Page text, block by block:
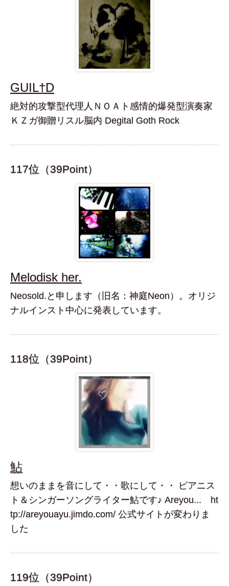
GUIL†D
絶対的攻撃型代理人ＮＯＡト感情的爆発型演奏家
ＫＺガ御贈リスル脳内 Degital Goth Rock
117位（39Point）
Melodisk her.
Neosold.と申します（旧名：神庭Neon）。オリジ
ナルインスト中心に発表しています。
118位（39Point）
鮎
想いのままを音にして・・歌にして・・ ピアニス
ト＆シンガーソングライター鮎です♪ Areyou... ht
tp://areyouayu.jimdo.com/ 公式サイトが変わりま
した
119位（39Point）